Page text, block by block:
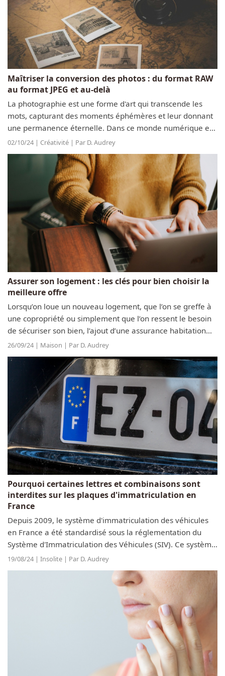
Maîtriser la conversion des photos : du format RAW
au format JPEG et au-delà
La photographie est une forme d'art qui transcende les
mots, capturant des moments éphémères et leur donnant
une permanence éternelle. Dans ce monde numérique en
évolution rapide, la manière dont nous gérons et
transformons nos précieuses images...
02/10/24 | Créativité | Par D. Audrey
Assurer son logement : les clés pour bien choisir la
meilleure offre
Lorsqu’on loue un nouveau logement, que l’on se greffe à
une copropriété ou simplement que l’on ressent le besoin
de sécuriser son bien, l’ajout d’une assurance habitation
est pertinent, voire obligatoire. Toutefois, il est difficile de
faire un...
26/09/24 | Maison | Par D. Audrey
Pourquoi certaines lettres et combinaisons sont
interdites sur les plaques d'immatriculation en
France
Depuis 2009, le système d'immatriculation des véhicules
en France a été standardisé sous la réglementation du
Système d'Immatriculation des Véhicules (SIV). Ce système
impose que chaque plaque d'immatriculation soit
composée de sept caractères...
19/08/24 | Insolite | Par D. Audrey